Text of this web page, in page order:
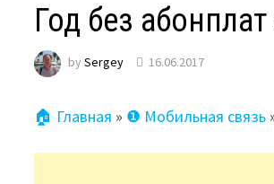
Год без
bySergey 16.06.2017
🏠 Главная » ❶ Мобильная связь